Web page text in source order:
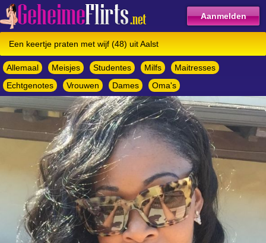
Aanmelden
Een keertje praten met wijf (48) uit Aalst
Allemaal Meisjes Studentes Milfs
Maitresses
Echtgenotes
Vrouwen Dames Oma's